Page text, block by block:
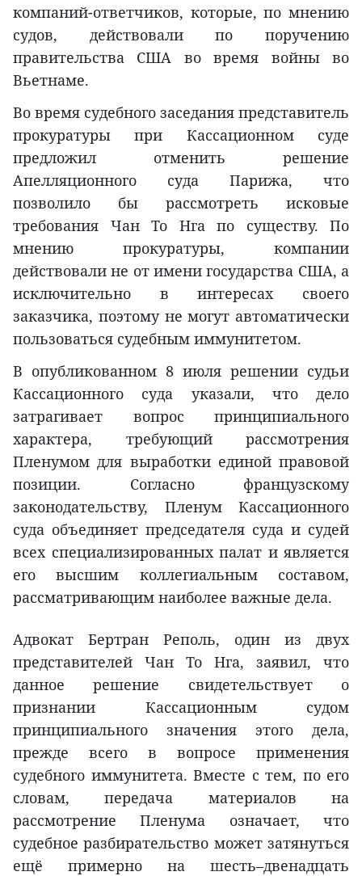
компаний-ответчиков, которые, по мнению
судов, действовали по поручению
правительства США во время войны во
Вьетнаме.
Во время судебного заседания представитель
прокуратуры при Кассационном суде
предложил отменить решение
Апелляционного суда Парижа, что
позволило бы рассмотреть исковые
требования Чан То Нга по существу. По
мнению прокуратуры, компании
действовали не от имени государства США, а
исключительно в интересах своего
заказчика, поэтому не могут автоматически
пользоваться судебным иммунитетом.
В опубликованном 8 июля решении судьи
Кассационного суда указали, что дело
затрагивает вопрос принципиального
характера, требующий рассмотрения
Пленумом для выработки единой правовой
позиции. Согласно французскому
законодательству, Пленум Кассационного
суда объединяет председателя суда и судей
всех специализированных палат и является
его высшим коллегиальным составом,
рассматривающим наиболее важные дела.
Адвокат Бертран Реполь, один из двух
представителей Чан То Нга, заявил, что
данное решение свидетельствует о
признании Кассационным судом
принципиального значения этого дела,
прежде всего в вопросе применения
судебного иммунитета. Вместе с тем, по его
словам, передача материалов на
рассмотрение Пленума означает, что
судебное разбирательство может затянуться
ещё примерно на шесть–двенадцать